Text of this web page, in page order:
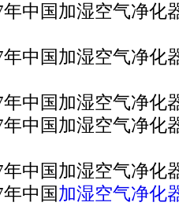
年中国加湿空气净化
年中国加湿空气净化
年中国加湿空气净化
年中国加湿空气净化
年中国加湿空气净化
中国 加湿空气净化